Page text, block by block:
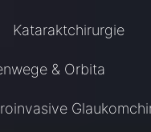
Kataraktchirurgie
& Orbita